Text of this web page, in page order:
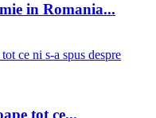
in Romania...
tot ce...